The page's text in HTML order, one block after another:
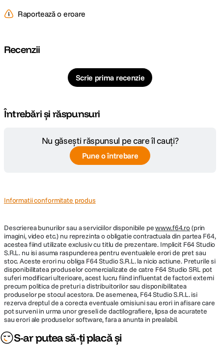
Sectiuni coloana Nespecificat
contragreutati
Nespecificat
fara cap
Cod producator 104359
Raportează o eroare
Recenzii
Scrie prima recenzie
Întrebări și răspunsuri
Nu găsești răspunsul pe care îl cauți?
Pune o întrebare
Informatii conformitate produs
Descrierea bunurilor sau a serviciilor disponibile pewww.f64.ro(prin
imagini, video etc.) nu reprezinta o obligatie contractuala din partea F64,
acestea fiind utilizate exclusiv cu titlu de prezentare. Implicit F64 Studio
S.R.L. nu isi asuma raspunderea pentru eventualele erori de pret sau
stoc. Aceste erori nu obliga F64 Studio S.R.L. la nicio actiune. Preturile si
disponibilitatea produselor comercializate de catre F64 Studio SRL pot
suferi modificari ulterioare, acest lucru fiind influentat de factori externi
precum politica de preturi a distribuitorilor sau disponibilitatea
produselor pe stocul acestora. De asemenea, F64 Studio S.R.L. isi
rezerva dreptul de a corecta eventuale omisiuni sau erori in afisare care
pot surveni in urma unor greseli de dactilografiere, lipsa de acuratete
sau erori ale produselor software, fara a anunta in prealabil.
S-ar putea să-ți placă și